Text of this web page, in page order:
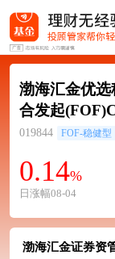
渤海汇金优
合发起
019844 FOF-稳健型
0.14%
日涨幅08-04
渤海汇金证券资